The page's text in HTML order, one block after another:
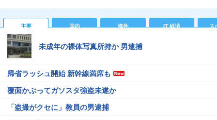
主要 国内 海外 IT 経済 ス
未成年の裸体写真所持か 男逮捕
帰省ラッシュ開始 新幹線満席も
覆面かぶってガソスタ強盗未遂か
「盗撮がクセに」教員の男逮捕